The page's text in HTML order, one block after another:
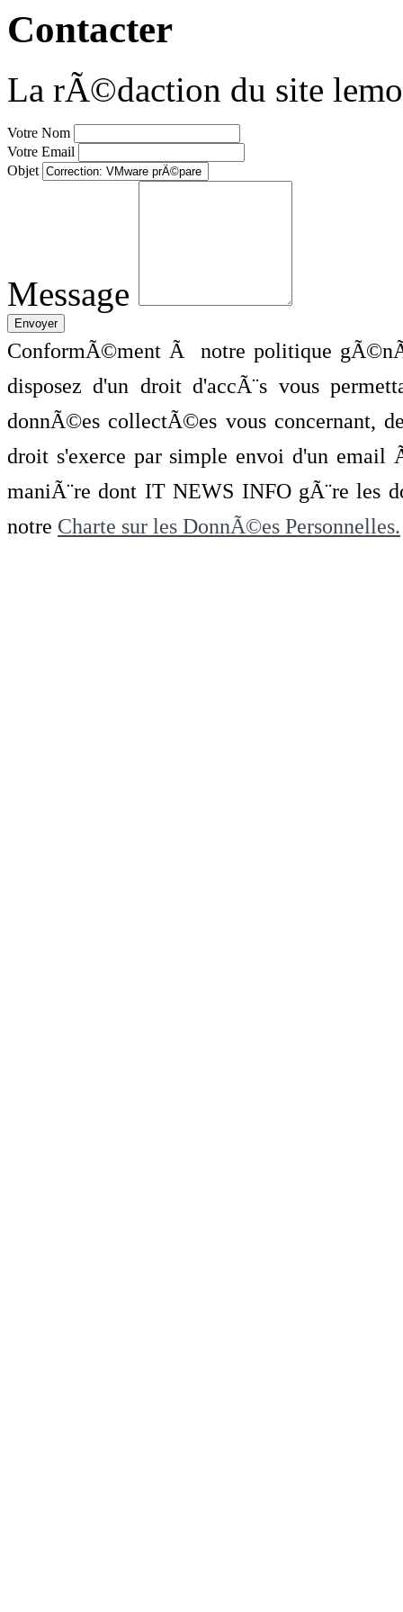
Contacter
La rÃ©daction du site
Votre Nom
Votre Email
Objet
Message
ConformÃ©ment Ã notre politique
disposez d'un droit d'accÃ¨s vous
donnÃ©es collectÃ©es vous concernant,
droit s'exerce par simple envoi d'un
maniÃ¨re dont IT NEWS INFO gÃ¨re les
notre Charte sur les DonnÃ©es Personnelles.